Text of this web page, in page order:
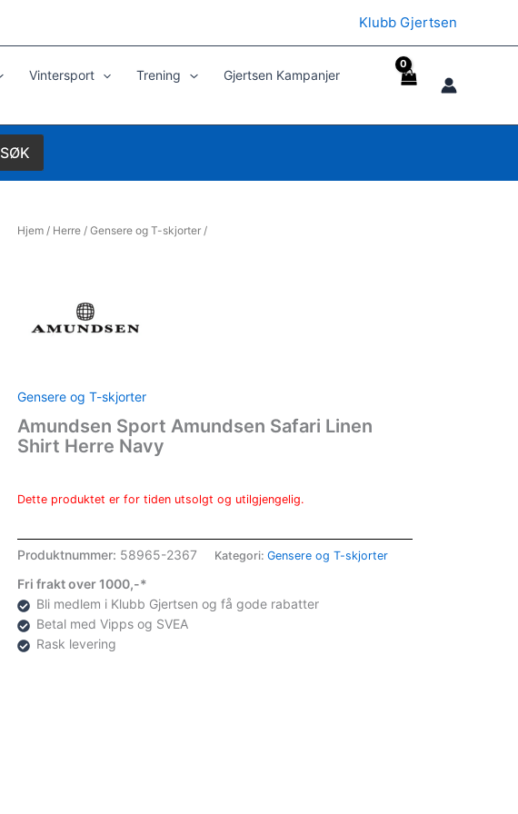
Klubb Gjertsen
Vintersport Trening
Gjertsen Kampanjer
SØK
Hjem/ Herre/ Gensere og T-skjorter/
Gensere og T-skjorter
Amundsen Sport Amundsen Safari Linen
Shirt Herre Navy
Dette produktet er for tiden utsolgt og utilgjengelig.
Produktnummer: 58965-2367 Kategori: Gensere og T-skjorter
Fri frakt over 1000,-*
Bli medlem i Klubb Gjertsen og få gode rabatter
Betal med Vipps og SVEA
Rask levering